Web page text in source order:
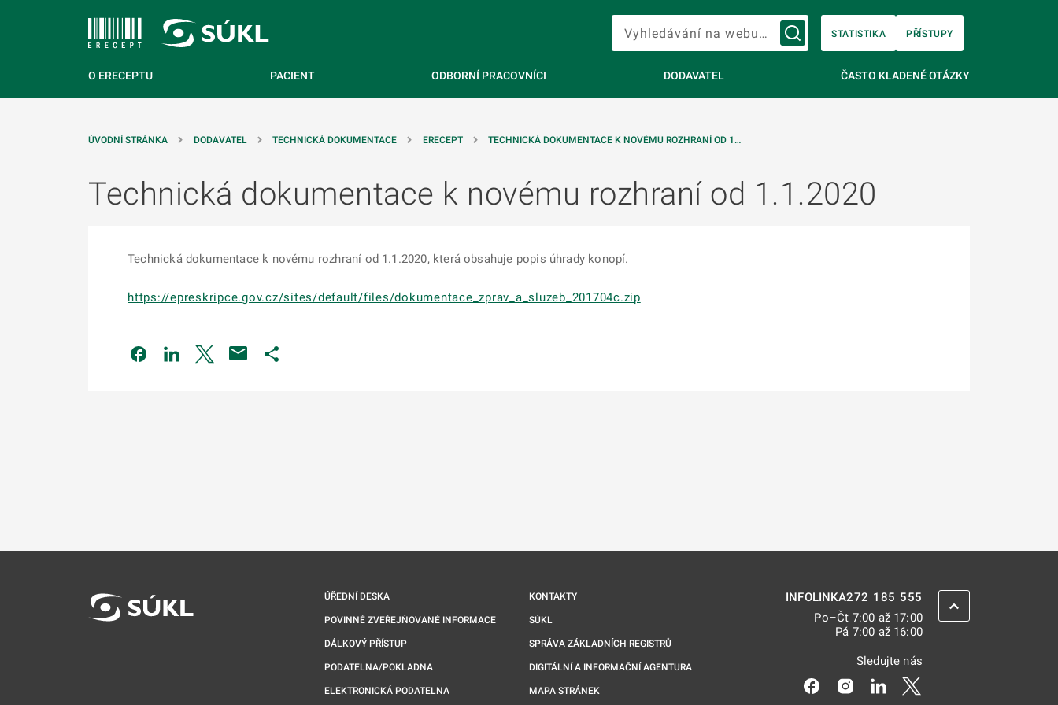
Vyhledávání na webu…
STATISTIKA PŘÍSTUPY
O ERECEPTU PACIENT ODBORNÍ PRACOVNÍCI DODAVATEL ČASTO KLADENÉ OTÁZKY
ÚVODNÍ STRÁNKA DODAVATEL TECHNICKÁ DOKUMENTACE ERECEPT TECHNICKÁ DOKUMENTACE K NOVÉMU ROZHRANÍ OD 1…
Technická dokumentace k novému rozhraní od 1.1.2020
Technická dokumentace k novému rozhraní od 1.1.2020, která obsahuje popis úhrady konopí.
https://epreskripce.gov.cz/sites/default/files/dokumentace_zprav_a_sluzeb_201704c.zip
Odkaz se otevře na nové kartě
Odkaz se otevře na nové kartě
Odkaz se otevře na nové kartě
ÚŘEDNÍ DESKA
POVINNĚ ZVEŘEJŇOVANÉ INFORMACE
DÁLKOVÝ PŘÍSTUP
PODATELNA/POKLADNA
ELEKTRONICKÁ PODATELNA
KONTAKTY
SÚKL
SPRÁVA ZÁKLADNÍCH REGISTRŮ
DIGITÁLNÍ A INFORMAČNÍ AGENTURA
MAPA STRÁNEK
INFOLINKA272 185 555
Po–Čt 7:00 až 17:00
Pá 7:00 až 16:00
Sledujte nás
Odkaz se otevře na nové kartě
Odkaz se otevře na nové kartě
Odkaz se otevře na nové
ZPĚT NAHORU